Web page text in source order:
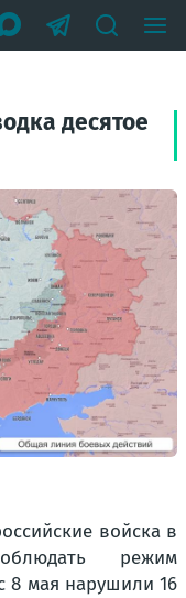
десятое
войска в
режим
8 мая нарушили 16